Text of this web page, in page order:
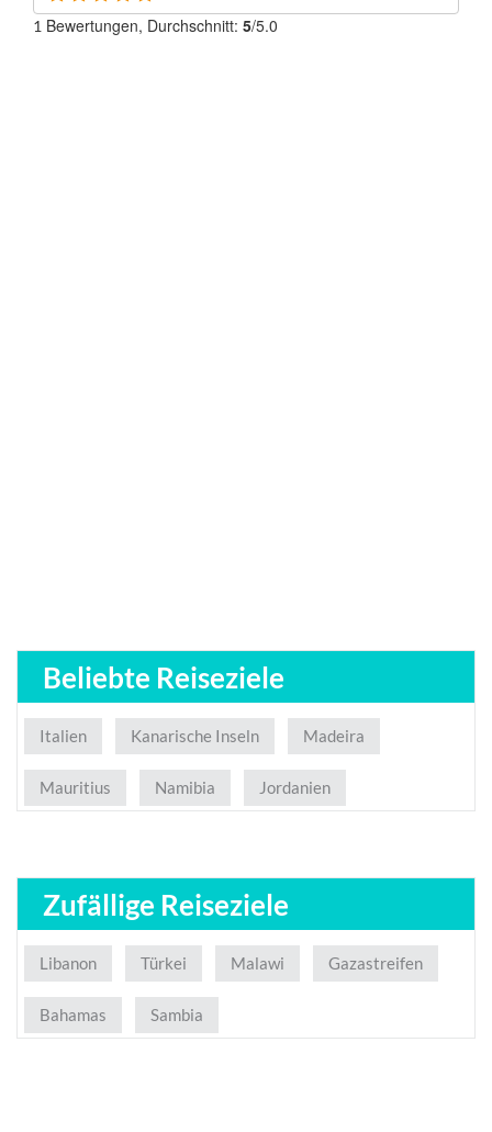
1 Bewertungen, Durchschnitt: 5/5.0
Beliebte Reiseziele
Italien Kanarische Inseln Madeira
Mauritius Namibia Jordanien
Zufällige Reiseziele
Libanon Türkei Malawi Gazastreifen
Bahamas Sambia